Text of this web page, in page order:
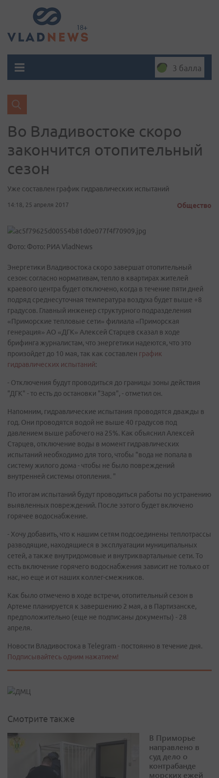
3 балла
​Во Владивостоке скоро
закончится отопительный
сезон
Уже составлен ​график гидравлических испытаний
14:18, 25 апреля 2017 Общество
Фото: Фото: РИА VladNews
Энергетики Владивостока скоро завершат отопительный
сезон: согласно нормативам, тепло в квартирах жителей
краевого центра будет отключено, когда в течение пяти дней
подряд среднесуточная температура воздуха будет выше +8
градусов. Главный инженер структурного подразделения
«Приморские тепловые сети» филиала «Приморская
генерация» АО «ДГК» Алексей Старцев сказал в ходе
брифинга журналистам, что энергетики надеются, что это
произойдет до 10 мая, так как составлен график
гидравлических испытаний:
- Отключения будут проводиться до границы зоны действия
"ДГК" - то есть до остановки "Заря", - отметил он.
Напомним, гидравлические испытания проводятся дважды в
год. Они проводятся водой не выше 40 градусов под
давлением выше рабочего на 25%. Как объяснил Алексей
Старцев, отключение воды в момент гидравлических
испытаний необходимо для того, чтобы "вода не попала в
систему жилого дома - чтобы не было повреждений
внутренней системы отопления. "
По итогам испытаний будут проводиться работы по устранению
выявленных повреждений. После ээтого будет включено
горячее водоснабжение.
- Хочу добавить, что к нашим сетям подсоединены теплотрассы
разводящие, находящиеся в эксплуатации муниципальных
сетей, а также внутридомовые и внутриквартальные сети. То
есть включение горячего водоснабжения зависит не только от
нас, но еще и от наших коллег-смежников.
Как было отмечено в ходе встречи, отопительный сезон в
Артеме планируется к завершению 2 мая, а в Партизанске,
предположительно (еще не подписаны документы) - 28
апреля.
Новости Владивостока в Telegram - постоянно в течение дня.
Подписывайтесь одним нажатием!
Смотрите также
В Приморье
направлено в
суд дело о
контрабанде
морских ежей